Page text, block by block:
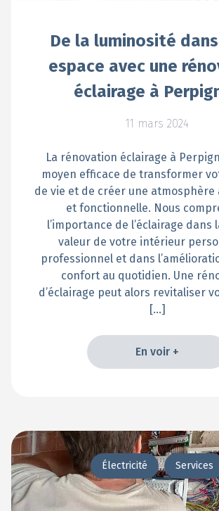
De la luminosité
espace avec une
éclairage à
11 mars 2024
La rénovation éclairage à
moyen efficace de transformer
de vie et de créer une atmosphère
et fonctionnelle. Nous
l’importance de l’éclairage dans
valeur de votre intérieur
professionnel et dans
confort au quotidien. Une
d’éclairage peut alors revitaliser
[…]
En voir +
Électricité Services